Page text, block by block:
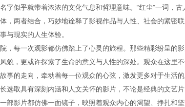
字似乎就带着浓浓的文化气息和哲理意味。“红尘”一词，
，两者结合，巧妙地诠释了影视作品与人性、社会的紧密
与现实的人生体验。
，每一次观影都仿佛踏上了心灵的旅程。那些精彩纷呈的
貌，更或许探索了生命的意义与人性的深处。观众在这里
事的走向，牵动着每一位观众的心弦，激发更多对于生活的
选取具有深刻内涵和人文关怀的影片，不论是经典的文艺
部影片都仿佛一面镜子，映照着观众内心的渴望、挣扎和